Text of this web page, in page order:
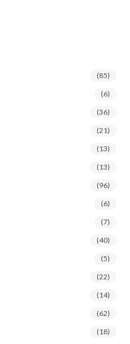
(85)
(6)
(36)
(21)
(13)
(13)
(96)
(6)
(7)
(40)
(5)
(22)
(14)
(62)
(18)